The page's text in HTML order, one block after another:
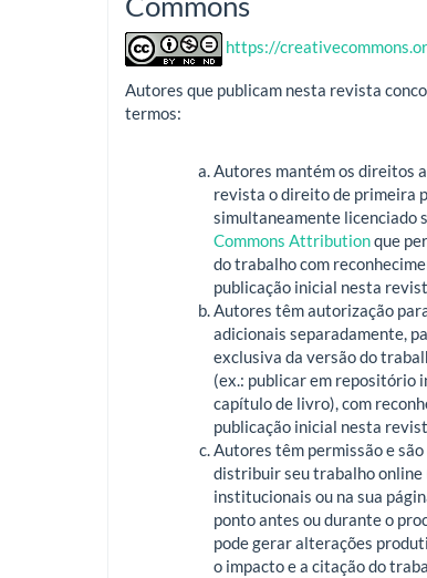
https://
Autores que publicam nesta revista
termos:
Autores mantém os direitos
revista o direito de primeira
simultaneamente licenciado
Commons Attributionque
do trabalho com
publicação inicial nesta
Autores têm autorização
adicionais separadamente,
exclusiva da versão do
(ex.: publicar em repositório
capítulo de livro), com
publicação inicial nesta
Autores têm permissão e
distribuir seu trabalho online
institucionais ou na sua
ponto antes ou durante o
pode gerar alterações
o impacto e a citação do